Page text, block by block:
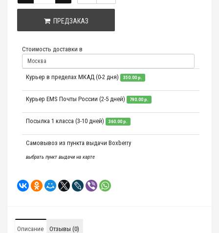
ПРЕДЗАКАЗ
Стоимость доставки в
Курьер в пределах МКАД (0-2 дня) 350.00 р.
Курьер EMS Почты России (2-5 дней) 790.00 р.
Посылка 1 класса (3-10 дней) 360.00 р.
Самовывоз из пункта выдачи Boxberry
выбрать пункт выдачи на карте
Описание Отзывы (0)